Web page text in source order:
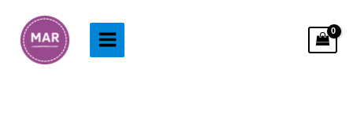
contenido